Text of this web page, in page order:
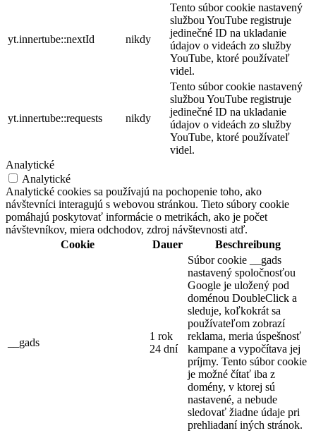
yt.innertube::nextId nikdy
Tento súbor cookie nastavený
službou YouTube registruje
jedinečné ID na ukladanie
údajov o videách zo služby
YouTube, ktoré používateľ
videl.
yt.innertube::requests nikdy
Tento súbor cookie nastavený
službou YouTube registruje
jedinečné ID na ukladanie
údajov o videách zo služby
YouTube, ktoré používateľ
videl.
Analytické
Analytické
Analytické cookies sa používajú na pochopenie toho, ako
návštevníci interagujú s webovou stránkou. Tieto súbory cookie
pomáhajú poskytovať informácie o metrikách, ako je počet
návštevníkov, miera odchodov, zdroj návštevnosti atď.
Cookie
Dauer Beschreibung
__gads
1 rok
24 dní
Súbor cookie __gads
nastavený spoločnosťou
Google je uložený pod
doménou DoubleClick a
sleduje, koľkokrát sa
používateľom zobrazí
reklama, meria úspešnosť
kampane a vypočítava jej
príjmy. Tento súbor cookie
je možné čítať iba z
domény, v ktorej sú
nastavené, a nebude
sledovať žiadne údaje pri
prehliadaní iných stránok.